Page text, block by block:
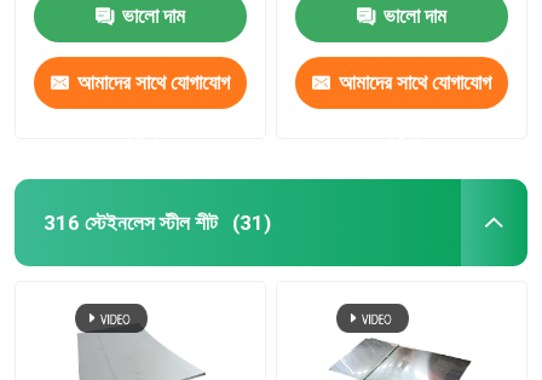
ভালো দাম
আমাদের সাথে যোগাযোগ
ভালো দাম
আমাদের সাথে যোগাযোগ
316 স্টেইনলেস স্টীল শীট (31)